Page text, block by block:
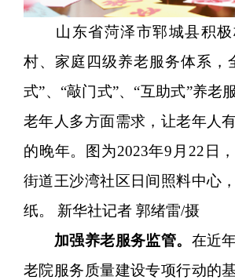
山东省菏泽市郓城县积极
村、家庭四级养老服务体系，
式”、“敲门式”、“互助式”养老
老年人多方面需求，让老年人
的晚年。图为2023年9月22日
街道王沙湾社区日间照料中心
纸。 新华社记者 郭绪雷/摄
加强养老服务监管。 在近
老院服务质量建设专项行动的